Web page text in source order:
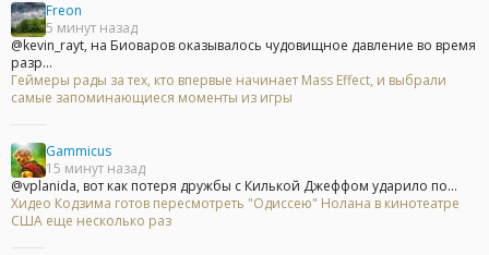
Freon
5 минут назад
@kevin_rayt, на Биоваров оказывалось чудовищное давление во время
разр...
Геймеры рады за тех, кто впервые начинает Mass Effect, и выбрали
самые запоминающиеся моменты из игры
Gammicus
15 минут назад
@vplanida, вот как потеря дружбы с Килькой Джеффом ударило по...
Хидео Кодзима готов пересмотреть "Одиссею" Нолана в кинотеатре
США еще несколько раз